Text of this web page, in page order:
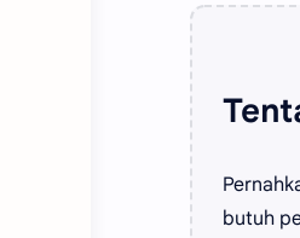
butuh